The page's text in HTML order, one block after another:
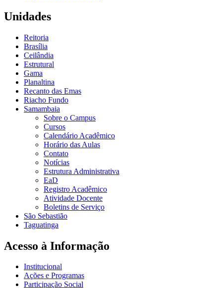
Unidades
Reitoria
Brasília
Ceilândia
Estrutural
Gama
Planaltina
Recanto das Emas
Riacho Fundo
Samambaia
Sobre o Campus
Cursos
Calendário Acadêmico
Horário das Aulas
Contato
Notícias
Estrutura Administrativa
EaD
Registro Acadêmico
Atividade Docente
Boletins de Serviço
São Sebastião
Taguatinga
Acesso à Informação
Institucional
Ações e Programas
Participação Social